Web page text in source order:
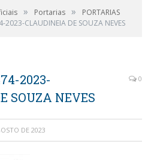
» Portarias »
PORTARIAS
2023-CLAUDINEIA DE SOUZA NEVES
2023-
SOUZA NEVES
0
DE 2023